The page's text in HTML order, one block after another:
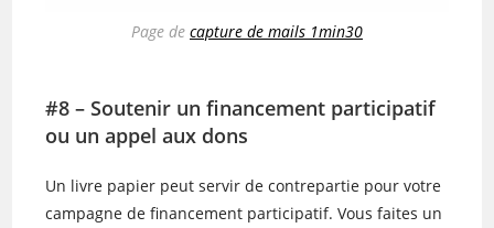
Page de capture de mails 1min30
#8 – Soutenir un financement participatif
ou un appel aux dons
Un livre papier peut servir de contrepartie pour votre
campagne de financement participatif. Vous faites un